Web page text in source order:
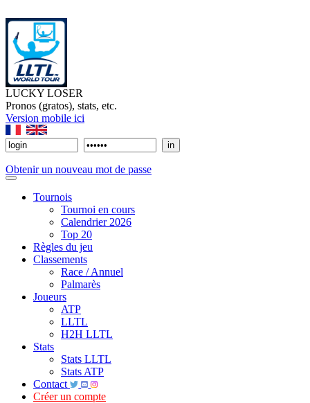
LUCKY LOSER
Pronos (gratos), stats, etc.
Version mobile ici
Obtenir un nouveau mot de passe
Tournois
Tournoi en cours
Calendrier 2026
Top 20
Règles du jeu
Classements
Race / Annuel
Palmarès
Joueurs
ATP
LLTL
H2H LLTL
Stats
Stats LLTL
Stats ATP
Contact
Créer un compte